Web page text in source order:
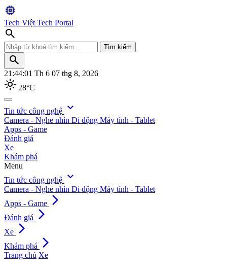
memory
Tech Việt Tech Portal
search
Tìm kiếm
search
21:44:03 Th 6 07 thg 8, 2026
light_mode 28°C
search
Tìm kiếm
Tin tức công nghệ expand_more
Camera - Nghe nhìn Di động Máy tính - Tablet
Apps - Game
Đánh giá
Xe
Khám phá
Menu
Tin tức công nghệ expand_more
Camera - Nghe nhìn Di động Máy tính - Tablet
Apps - Game arrow_forward_ios
Đánh giá arrow_forward_ios
Xe arrow_forward_ios
Khám phá arrow_forward_ios
Trang chủ Xe